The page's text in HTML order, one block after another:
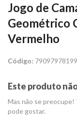
Jogo de
Geométrico
Vermelho
Código:
Este produto
Mas não se
pode gostar.